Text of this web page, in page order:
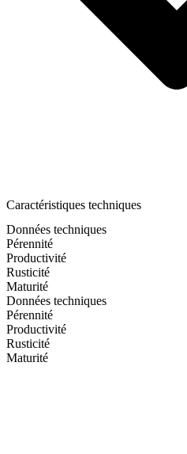
Caractéristiques techniques
Données techniques
Pérennité
Productivité
Rusticité
Maturité
Données techniques
Pérennité
Productivité
Rusticité
Maturité